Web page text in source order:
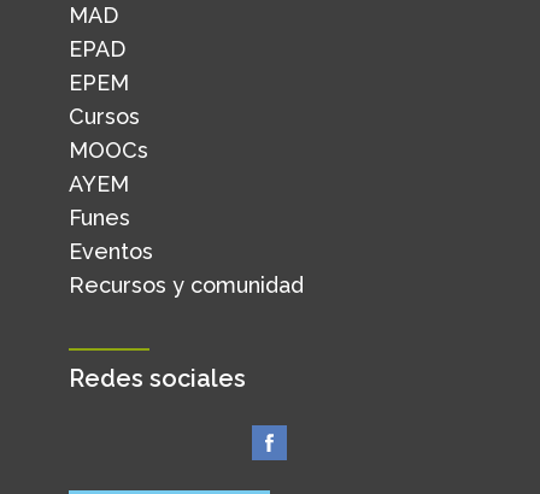
MAD
EPAD
EPEM
Cursos
MOOCs
AYEM
Funes
Eventos
Recursos y comunidad
Redes sociales